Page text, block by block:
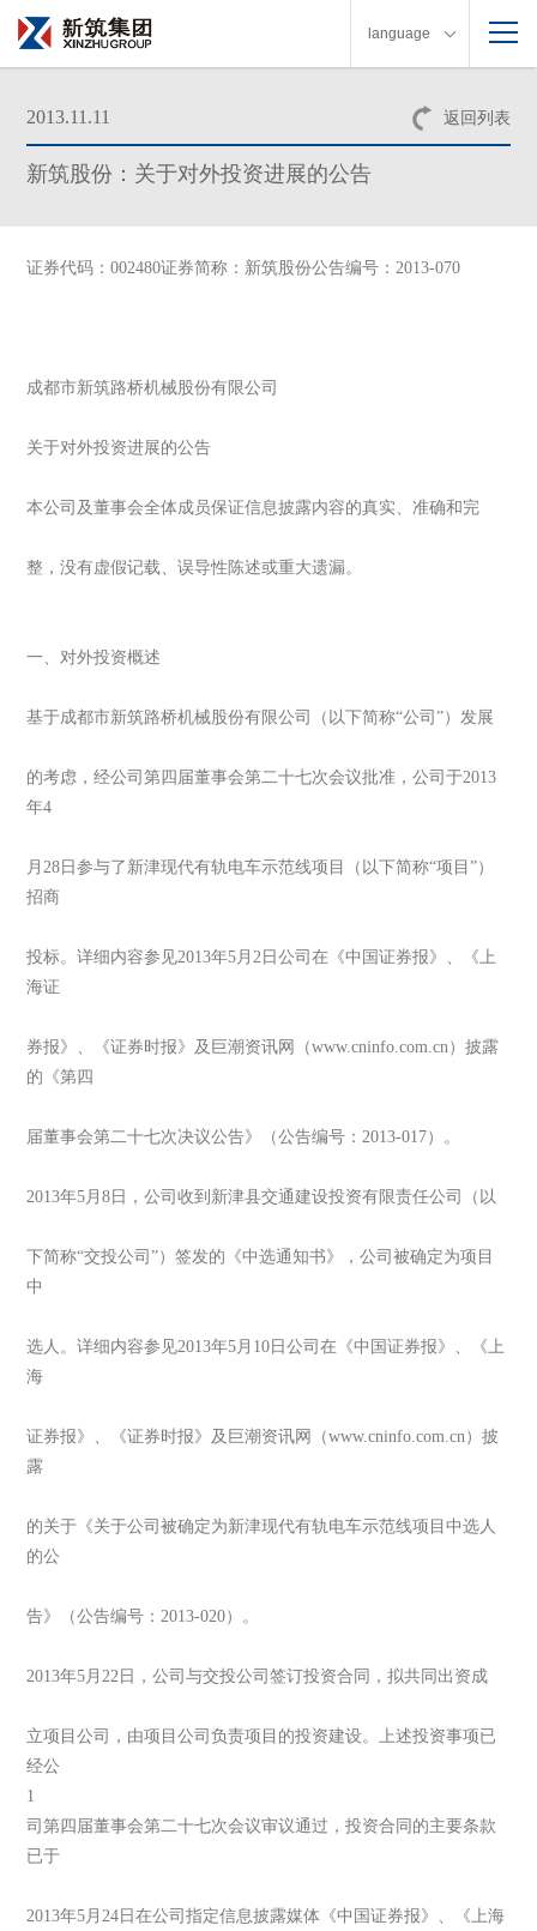
language
返回列表
2013.11.11
新筑股份：关于对外投资进展的公告
证券代码：002480证券简称：新筑股份公告编号：2013-070
成都市新筑路桥机械股份有限公司
关于对外投资进展的公告
本公司及董事会全体成员保证信息披露内容的真实、准确和完
整，没有虚假记载、误导性陈述或重大遗漏。
一、对外投资概述
基于成都市新筑路桥机械股份有限公司（以下简称“公司”）发展
的考虑，经公司第四届董事会第二十七次会议批准，公司于2013
年4
月28日参与了新津现代有轨电车示范线项目（以下简称“项目”）
招商
投标。详细内容参见2013年5月2日公司在《中国证券报》、《上
海证
券报》、《证券时报》及巨潮资讯网（www.cninfo.com.cn）披露
的《第四
届董事会第二十七次决议公告》（公告编号：2013-017）。
2013年5月8日，公司收到新津县交通建设投资有限责任公司（以
下简称“交投公司”）签发的《中选通知书》，公司被确定为项目
中
选人。详细内容参见2013年5月10日公司在《中国证券报》、《上
海
证券报》、《证券时报》及巨潮资讯网（www.cninfo.com.cn）披
露
的关于《关于公司被确定为新津现代有轨电车示范线项目中选人
的公
告》（公告编号：2013-020）。
2013年5月22日，公司与交投公司签订投资合同，拟共同出资成
立项目公司，由项目公司负责项目的投资建设。上述投资事项已
经公
1
司第四届董事会第二十七次会议审议通过，投资合同的主要条款
已于
2013年5月24日在公司指定信息披露媒体《中国证券报》、《上海